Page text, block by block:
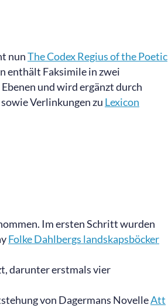
nunThe Codex Regius of the Poetic
enthält Faksimile in zwei
und wird ergänzt durch
Verlinkungen zu Lexicon
Im ersten Schritt wurden
Folke Dahlbergs landskapsböcker
darunter erstmals vier
von Dagermans NovelleAtt